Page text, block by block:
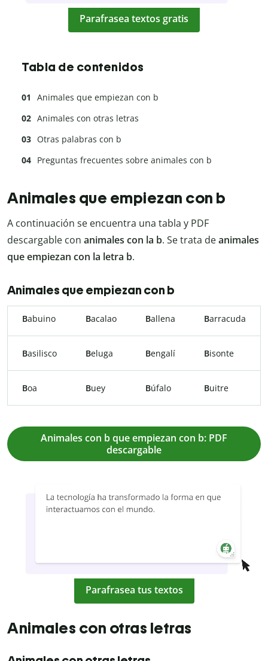
Parafrasea textos gratis
Tabla de contenidos
Animales que empiezan con b
Animales con otras letras
Otras palabras con b
Preguntas frecuentes sobre animales con b
Animales que empiezan con b
A continuación se encuentra una tabla y PDF
descargable con animales con la b. Se trata deanimales
que empiezan con la letra b.
Animales que empiezan con b
Babuino Bacalao Ballena Barracuda
Basilisco Beluga Bengalí Bisonte
Boa Buey Búfalo Buitre
Animales con b que empiezan con b: PDF
descargable
Parafrasea tus textos
Animales con otras letras